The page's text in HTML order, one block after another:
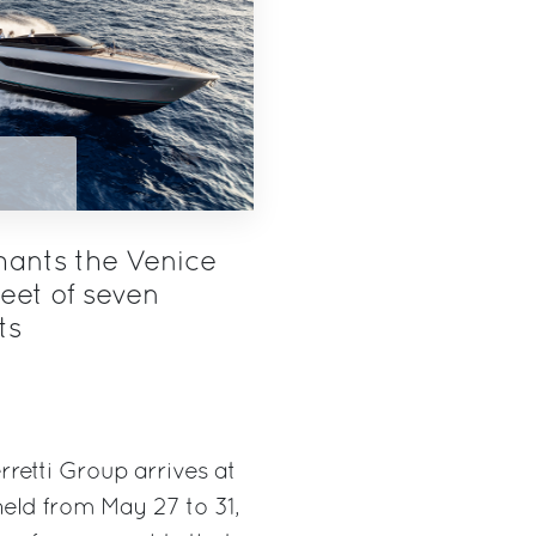
the Venice
of seven
Group arrives at
from May 27 to 31,